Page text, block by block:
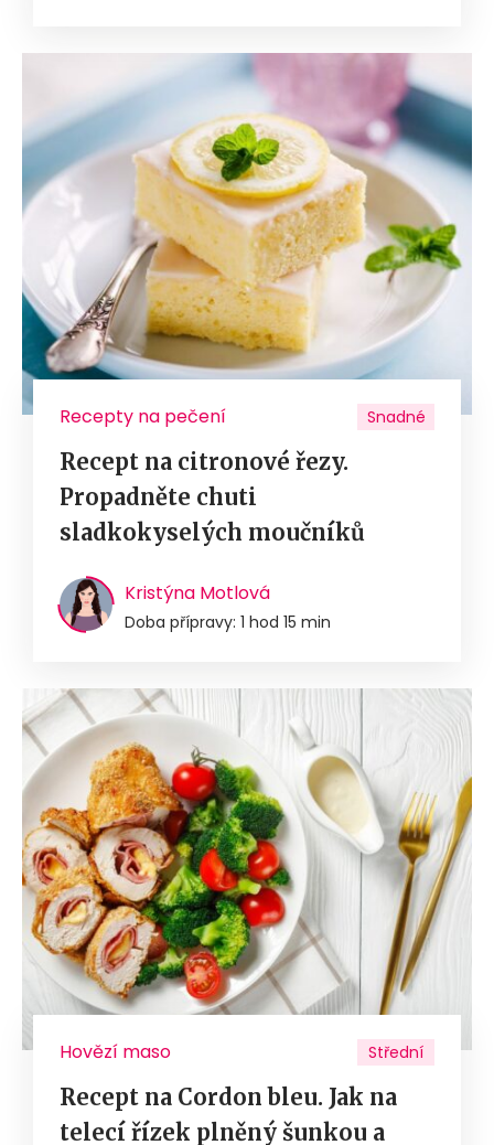
Recepty na pečení Snadné
Recept na citronové řezy.
Propadněte chuti
sladkokyselých moučníků
Kristýna Motlová
Doba přípravy: 1 hod 15 min
Hovězí maso Střední
Recept na Cordon bleu. Jak na
telecí řízek plněný šunkou a